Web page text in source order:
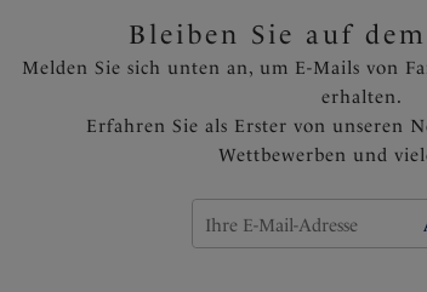
Bleiben Sie auf
Melden Sie sich unten an, um E-Mails von
erhalten.
Erfahren Sie als Erster von unseren
Wettbewerben und